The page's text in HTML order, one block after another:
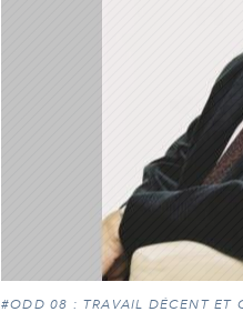
#ODD 08 : TRAVAIL DÉCENT ET